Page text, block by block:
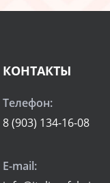
КОНТАКТЫ
Телефон:
8 (903) 134-16-08
E-mail: